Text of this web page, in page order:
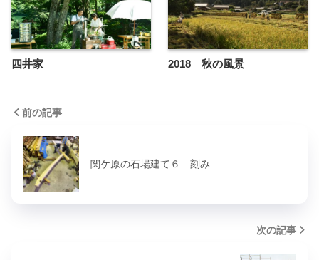
四井家 2018 秋の風景
前の記事
関ケ原の石場建て６ 刻み
次の記事